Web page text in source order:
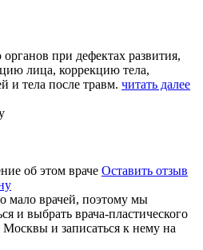
при дефектах развития,
лица, коррекцию тела,
и тела после травм. читать далее
об этом враче Оставить отзыв
мало врачей, поэтому мы
и выбрать врача-пластического
и записаться к нему на